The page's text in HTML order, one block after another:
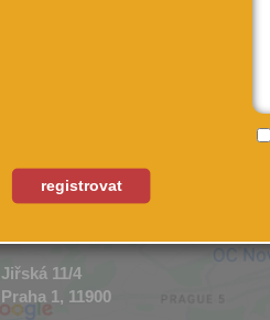
Jiřská 11/4
Praha 1, 11900
registrovat